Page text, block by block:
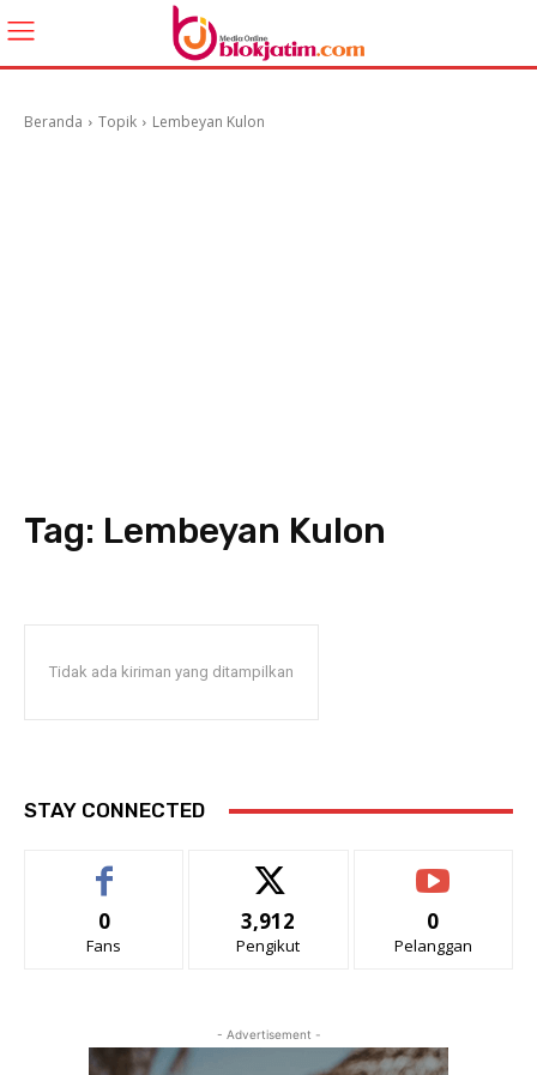
Beranda Topik Lembeyan Kulon
Tag: Lembeyan Kulon
Tidak ada kiriman yang ditampilkan
STAY CONNECTED
0
Fans
3,912
Pengikut
0
Pelanggan
- Advertisement -